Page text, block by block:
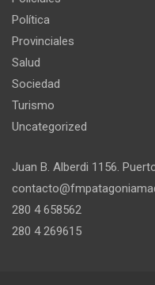
Política
Provinciales
Salud
Sociedad
Turismo
Uncategorized
Juan B. Alberdi 1156.
280 4 658562
280 4 269615